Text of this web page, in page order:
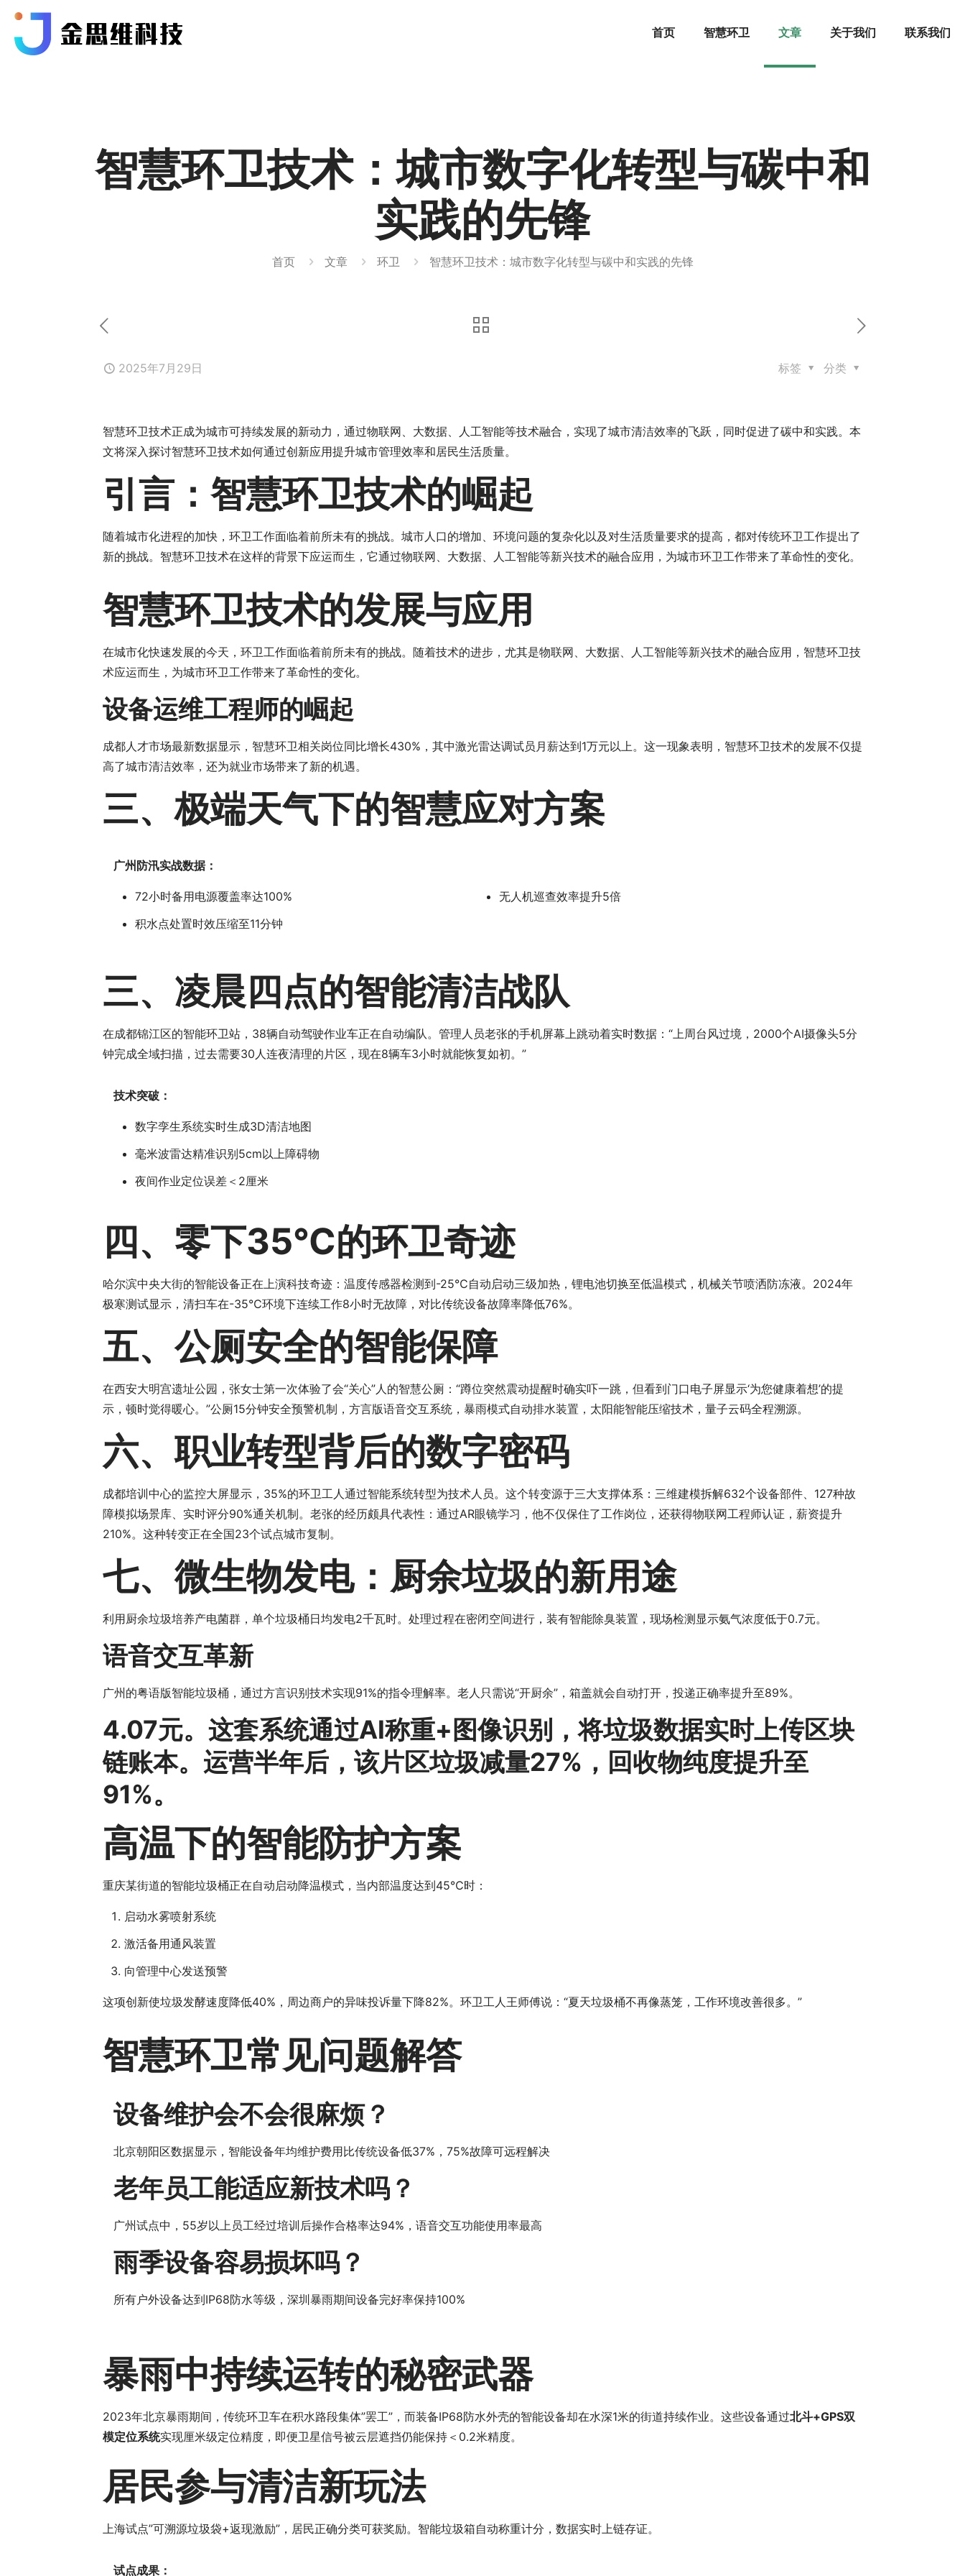
首页 智慧环卫 文章 关于我们 联系我们
智慧环卫技术：城市数字化转型与碳中和
实践的先锋
首页 文章 环卫 智慧环卫技术：城市数字化转型与碳中和实践的先锋
2025年7月29日 分类
标签
智慧环卫技术正成为城市可持续发展的新动力，通过物联网、大数据、人工智能等技术融合，实现了城市清洁效率的飞跃，同时促进了碳中和实践。本
文将深入探讨智慧环卫技术如何通过创新应用提升城市管理效率和居民生活质量。
引言：智慧环卫技术的崛起
随着城市化进程的加快，环卫工作面临着前所未有的挑战。城市人口的增加、环境问题的复杂化以及对生活质量要求的提高，都对传统环卫工作提出了
新的挑战。智慧环卫技术在这样的背景下应运而生，它通过物联网、大数据、人工智能等新兴技术的融合应用，为城市环卫工作带来了革命性的变化。
智慧环卫技术的发展与应用
在城市化快速发展的今天，环卫工作面临着前所未有的挑战。随着技术的进步，尤其是物联网、大数据、人工智能等新兴技术的融合应用，智慧环卫技
术应运而生，为城市环卫工作带来了革命性的变化。
设备运维工程师的崛起
成都人才市场最新数据显示，智慧环卫相关岗位同比增长430%，其中激光雷达调试员月薪达到1万元以上。这一现象表明，智慧环卫技术的发展不仅提
高了城市清洁效率，还为就业市场带来了新的机遇。
三、极端天气下的智慧应对方案
广州防汛实战数据：
72小时备用电源覆盖率达100%
积水点处置时效压缩至11分钟
无人机巡查效率提升5倍
三、凌晨四点的智能清洁战队
在成都锦江区的智能环卫站，38辆自动驾驶作业车正在自动编队。管理人员老张的手机屏幕上跳动着实时数据：“上周台风过境，2000个AI摄像头5分
钟完成全域扫描，过去需要30人连夜清理的片区，现在8辆车3小时就能恢复如初。”
技术突破：
数字孪生系统实时生成3D清洁地图
毫米波雷达精准识别5cm以上障碍物
夜间作业定位误差＜2厘米
四、零下35℃的环卫奇迹
哈尔滨中央大街的智能设备正在上演科技奇迹：温度传感器检测到-25℃自动启动三级加热，锂电池切换至低温模式，机械关节喷洒防冻液。2024年
极寒测试显示，清扫车在-35℃环境下连续工作8小时无故障，对比传统设备故障率降低76%。
五、公厕安全的智能保障
在西安大明宫遗址公园，张女士第一次体验了会“关心”人的智慧公厕：“蹲位突然震动提醒时确实吓一跳，但看到门口电子屏显示‘为您健康着想’的提
示，顿时觉得暖心。”公厕15分钟安全预警机制，方言版语音交互系统，暴雨模式自动排水装置，太阳能智能压缩技术，量子云码全程溯源。
六、职业转型背后的数字密码
成都培训中心的监控大屏显示，35%的环卫工人通过智能系统转型为技术人员。这个转变源于三大支撑体系：三维建模拆解632个设备部件、127种故
障模拟场景库、实时评分90%通关机制。老张的经历颇具代表性：通过AR眼镜学习，他不仅保住了工作岗位，还获得物联网工程师认证，薪资提升
210%。这种转变正在全国23个试点城市复制。
七、微生物发电：厨余垃圾的新用途
利用厨余垃圾培养产电菌群，单个垃圾桶日均发电2千瓦时。处理过程在密闭空间进行，装有智能除臭装置，现场检测显示氨气浓度低于0.7元。
语音交互革新
广州的粤语版智能垃圾桶，通过方言识别技术实现91%的指令理解率。老人只需说“开厨余”，箱盖就会自动打开，投递正确率提升至89%。
4.07元。这套系统通过AI称重+图像识别，将垃圾数据实时上传区块
链账本。运营半年后，该片区垃圾减量27%，回收物纯度提升至
91%。
高温下的智能防护方案
重庆某街道的智能垃圾桶正在自动启动降温模式，当内部温度达到45℃时：
启动水雾喷射系统
激活备用通风装置
向管理中心发送预警
这项创新使垃圾发酵速度降低40%，周边商户的异味投诉量下降82%。环卫工人王师傅说：“夏天垃圾桶不再像蒸笼，工作环境改善很多。”
智慧环卫常见问题解答
设备维护会不会很麻烦？
北京朝阳区数据显示，智能设备年均维护费用比传统设备低37%，75%故障可远程解决
老年员工能适应新技术吗？
广州试点中，55岁以上员工经过培训后操作合格率达94%，语音交互功能使用率最高
雨季设备容易损坏吗？
所有户外设备达到IP68防水等级，深圳暴雨期间设备完好率保持100%
暴雨中持续运转的秘密武器
2023年北京暴雨期间，传统环卫车在积水路段集体”罢工”，而装备IP68防水外壳的智能设备却在水深1米的街道持续作业。这些设备通过北斗+GPS双
模定位系统实现厘米级定位精度，即便卫星信号被云层遮挡仍能保持＜0.2米精度。
居民参与清洁新玩法
上海试点”可溯源垃圾袋+返现激励”，居民正确分类可获奖励。智能垃圾箱自动称重计分，数据实时上链存证。
试点成果：